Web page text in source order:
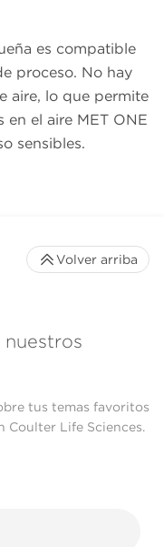
es compatible
proceso. No hay
aire, lo que permite
el aire MET ONE
sensibles.
nuestros
tus temas favoritos
Coulter Life Sciences.
Volver arriba